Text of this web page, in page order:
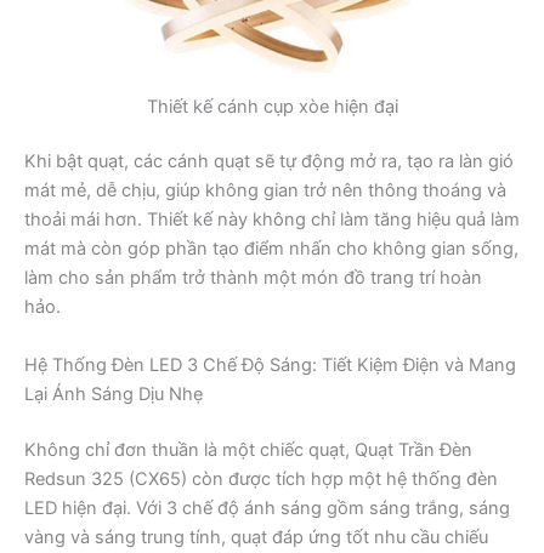
Thiết kế cánh cụp xòe hiện đại
Khi bật quạt, các cánh quạt sẽ tự động mở ra, tạo ra làn gió
mát mẻ, dễ chịu, giúp không gian trở nên thông thoáng và
thoải mái hơn. Thiết kế này không chỉ làm tăng hiệu quả làm
mát mà còn góp phần tạo điểm nhấn cho không gian sống,
làm cho sản phẩm trở thành một món đồ trang trí hoàn
hảo.
Hệ Thống Đèn LED 3 Chế Độ Sáng: Tiết Kiệm Điện và Mang
Lại Ánh Sáng Dịu Nhẹ
Không chỉ đơn thuần là một chiếc quạt, Quạt Trần Đèn
Redsun 325 (CX65) còn được tích hợp một hệ thống đèn
LED hiện đại. Với 3 chế độ ánh sáng gồm sáng trắng, sáng
vàng và sáng trung tính, quạt đáp ứng tốt nhu cầu chiếu